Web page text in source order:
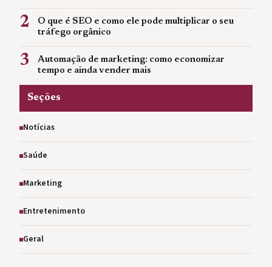
2
O que é SEO e como ele pode multiplicar o seu
tráfego orgânico
3
Automação de marketing: como economizar
tempo e ainda vender mais
Seções
Notícias
Saúde
Marketing
Entretenimento
Geral